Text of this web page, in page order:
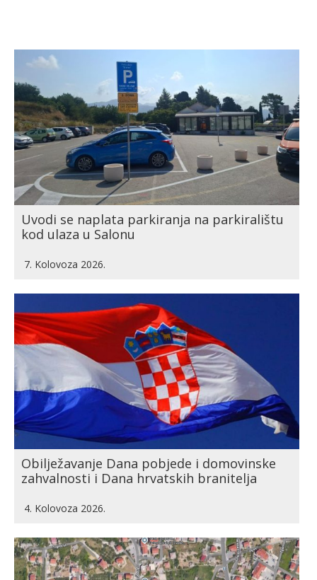
Uvodi se naplata parkiranja na parkiralištu
kod ulaza u Salonu
7. Kolovoza 2026.
Obilježavanje Dana pobjede i domovinske
zahvalnosti i Dana hrvatskih branitelja
4. Kolovoza 2026.